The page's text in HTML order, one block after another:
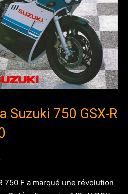
Suzuki 750 GSX-R
750 F a marqué une révolution